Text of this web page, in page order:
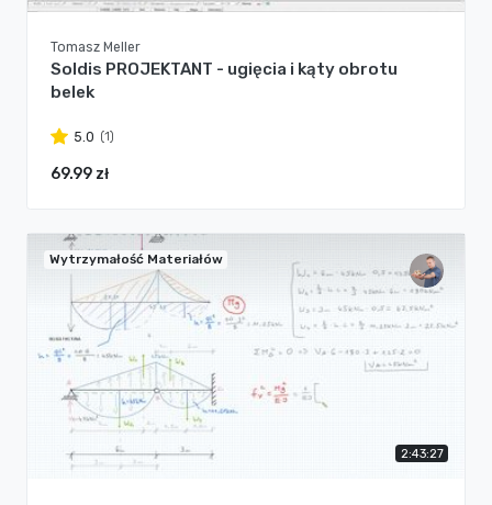
Tomasz Meller
Soldis PROJEKTANT - ugięcia i kąty obrotu
belek
5.0 (1)
69.99 zł
Wytrzymałość Materiałów
2:43:27